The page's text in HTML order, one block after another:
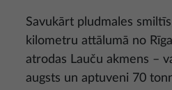
Savukārt pludmales
kilometru attālumā no
atrodas Lauču akmens –
augsts un aptuveni 70